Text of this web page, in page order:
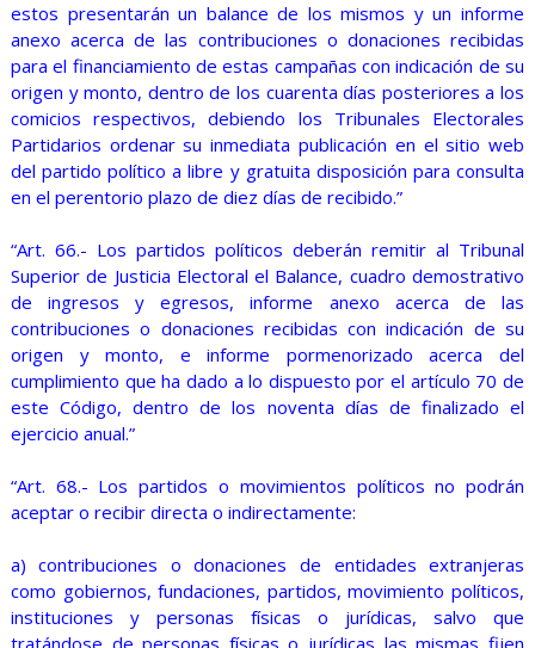
estos presentarán un balance de los mismos y un informe
anexo acerca de las contribuciones o donaciones recibidas
para el financiamiento de estas campañas con indicación de su
origen y monto, dentro de los cuarenta días posteriores a los
comicios respectivos, debiendo los Tribunales Electorales
Partidarios ordenar su inmediata publicación en el sitio web
del partido político a libre y gratuita disposición para consulta
en el perentorio plazo de diez días de recibido.”
“Art. 66.- Los partidos políticos deberán remitir al Tribunal
Superior de Justicia Electoral el Balance, cuadro demostrativo
de ingresos y egresos, informe anexo acerca de las
contribuciones o donaciones recibidas con indicación de su
origen y monto, e informe pormenorizado acerca del
cumplimiento que ha dado a lo dispuesto por el artículo 70 de
este Código, dentro de los noventa días de finalizado el
ejercicio anual.”
“Art. 68.- Los partidos o movimientos políticos no podrán
aceptar o recibir directa o indirectamente:
a) contribuciones o donaciones de entidades extranjeras
como gobiernos, fundaciones, partidos, movimiento políticos,
instituciones y personas físicas o jurídicas, salvo que
tratándose de personas físicas o jurídicas las mismas fijen